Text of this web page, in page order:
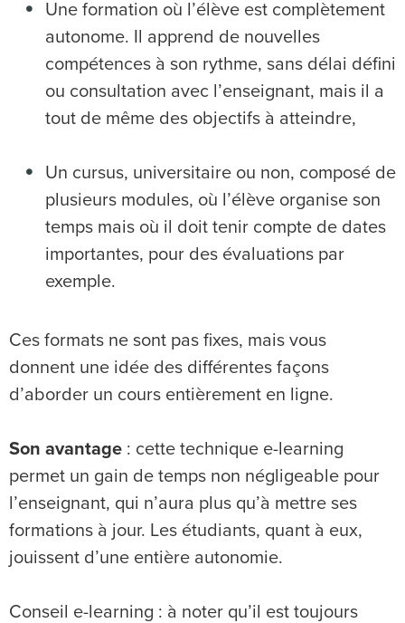
Une formation où l’élève est complètement
autonome. Il apprend de nouvelles
compétences à son rythme, sans délai défini
ou consultation avec l’enseignant, mais il a
tout de même des objectifs à atteindre,
Un cursus, universitaire ou non, composé de
plusieurs modules, où l’élève organise son
temps mais où il doit tenir compte de dates
importantes, pour des évaluations par
exemple.
Ces formats ne sont pas fixes, mais vous
donnent une idée des différentes façons
d’aborder un cours entièrement en ligne.
Son avantage : cette technique e-learning
permet un gain de temps non négligeable pour
l’enseignant, qui n’aura plus qu’à mettre ses
formations à jour. Les étudiants, quant à eux,
jouissent d’une entière autonomie.
Conseil e-learning : à noter qu’il est toujours